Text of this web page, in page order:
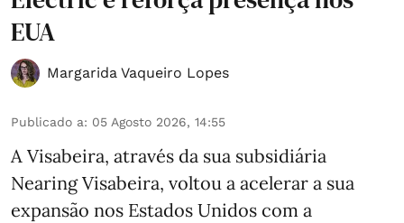
EUA
Margarida Vaqueiro Lopes
Publicado a: 05 Agosto 2026, 14:55
A Visabeira, através da sua subsidiária
Nearing Visabeira, voltou a acelerar a sua
expansão nos Estados Unidos com a